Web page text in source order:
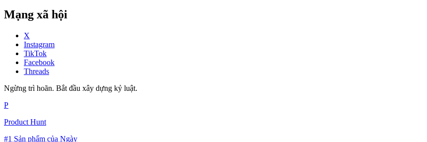
Mạng xã hội
X
Instagram
TikTok
Facebook
Threads
Ngừng trì hoãn. Bắt đầu xây dựng kỷ luật.
P
Product Hunt
#1 Sản phẩm của Ngày